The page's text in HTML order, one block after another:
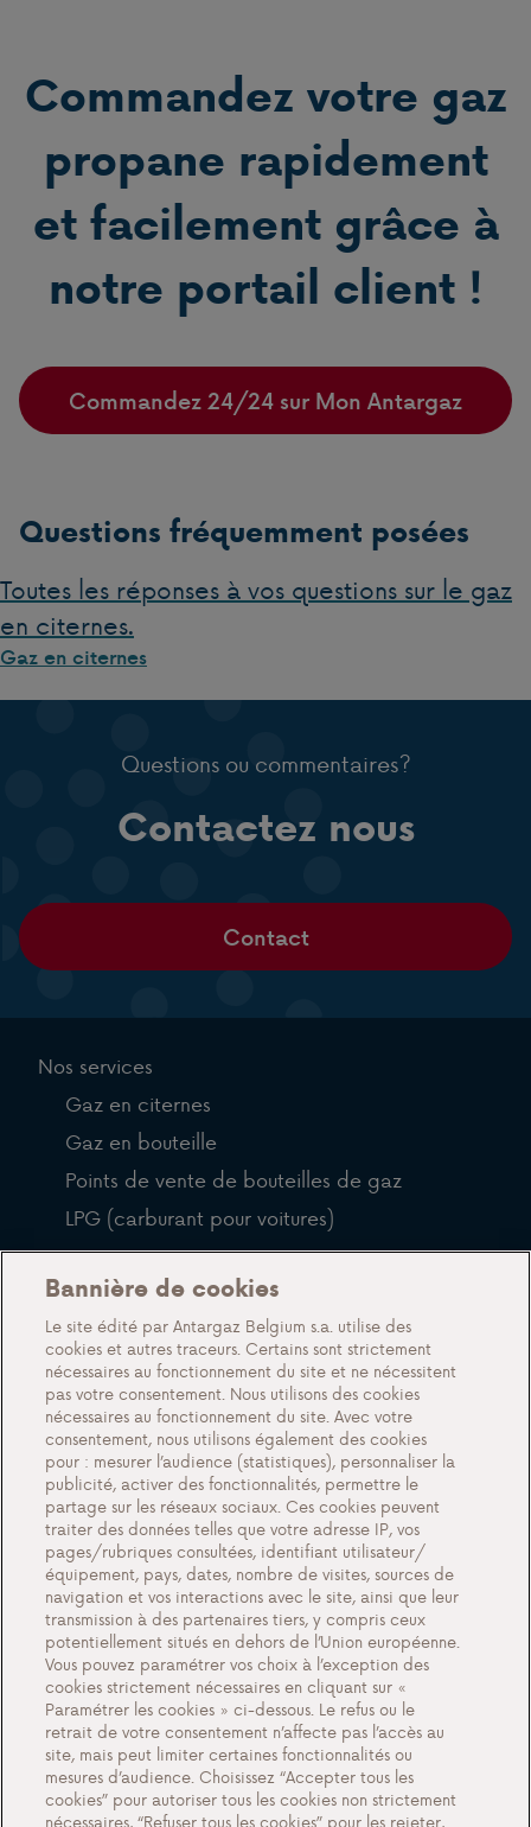
Commandez votre gaz
propane rapidement
et facilement grâce à
notre portail client !
Commandez 24/24 sur Mon Antargaz
Questions fréquemment posées
Toutes les réponses à vos questions sur le gaz
en citernes.
Gaz en citernes
Questions ou commentaires?
Contactez nous
Contact
Nos services
Gaz en citernes
Gaz en bouteille
Points de vente de bouteilles de gaz
LPG (carburant pour voitures)
À propos de nous
Rencontrez Antargaz
Un futur durable
Témoignages
Actions
Événements
Travailler chez Antargaz
Contact
Paramètres des cookies
Documents importants et conditions générales
Politique de confidentialité et cookies
Bannière de cookies
Le site édité par Antargaz Belgium s.a. utilise des
cookies et autres traceurs. Certains sont strictement
nécessaires au fonctionnement du site et ne nécessitent
pas votre consentement. Nous utilisons des cookies
nécessaires au fonctionnement du site. Avec votre
consentement, nous utilisons également des cookies
pour : mesurer l’audience (statistiques), personnaliser la
publicité, activer des fonctionnalités, permettre le
partage sur les réseaux sociaux. Ces cookies peuvent
traiter des données telles que votre adresse IP, vos
pages/rubriques consultées, identifiant utilisateur/
équipement, pays, dates, nombre de visites, sources de
navigation et vos interactions avec le site, ainsi que leur
transmission à des partenaires tiers, y compris ceux
potentiellement situés en dehors de l’Union européenne.
Vous pouvez paramétrer vos choix à l’exception des
cookies strictement nécessaires en cliquant sur «
Paramétrer les cookies » ci-dessous. Le refus ou le
retrait de votre consentement n’affecte pas l’accès au
site, mais peut limiter certaines fonctionnalités ou
mesures d’audience. Choisissez “Accepter tous les
cookies” pour autoriser tous les cookies non strictement
nécessaires, “Refuser tous les cookies” pour les rejeter,